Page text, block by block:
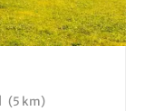
(5 km)